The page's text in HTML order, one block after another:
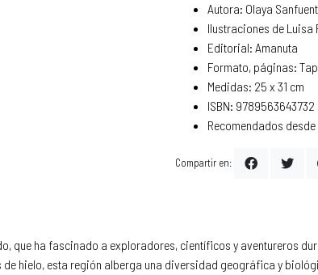
Autora: Olaya
Ilustraciones de Luisa
Editorial: Amanuta
Formato, páginas:
Medidas: 25 x 31 cm
ISBN: 9789563643732
Recomendados desde
Compartir en:
que ha fascinado a exploradores, científicos y aventureros
hielo, esta región alberga una diversidad geográfica y